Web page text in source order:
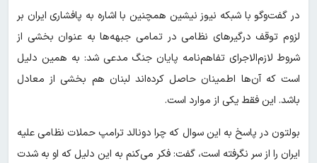
در گفت‌وگو با شبکه نیوز نیشین همچنین با اشاره به پافشاری ایران بر
لزوم توقف درگیرهای نظامی در تمامی جبهه‌ها به عنوان بخشی از
شروط لازم‌الاجرای تفاهم‌نامه پایان جنگ مدعی شد: به همین دلیل
است که آن‌ها اطمینان حاصل کرده‌اند لبنان هم بخشی از معادل
باشد. این فقط یکی از موارد است.
بولتون در پاسخ به این سوال که چرا دونالد ترامپ حملات نظامی علیه
ایران را از سر نگرفته است، گفت: فکر می‌کنم به این دلیل که او به شدت